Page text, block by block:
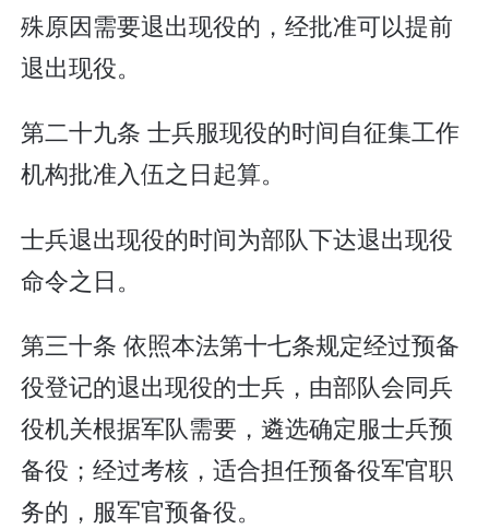
殊原因需要退出现役的，经批准可以提前
退出现役。
第二十九条 士兵服现役的时间自征集工作
机构批准入伍之日起算。
士兵退出现役的时间为部队下达退出现役
命令之日。
第三十条 依照本法第十七条规定经过预备
役登记的退出现役的士兵，由部队会同兵
役机关根据军队需要，遴选确定服士兵预
备役；经过考核，适合担任预备役军官职
务的，服军官预备役。